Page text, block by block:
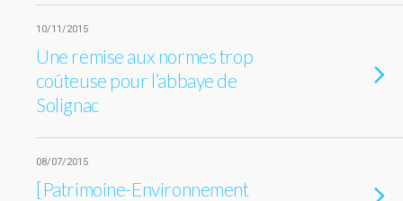
10/11/2015
Une remise aux normes trop
coûteuse pour l’abbaye de
Solignac
08/07/2015
[Patrimoine-Environnement